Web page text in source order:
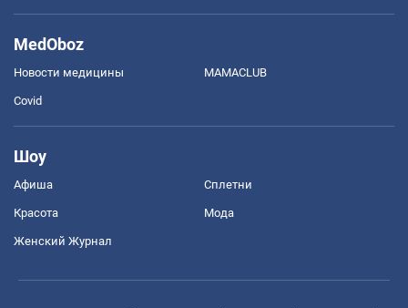
MedOboz
Новости медицины MAMACLUB
Covid
Шоу
Афиша Сплетни
Красота Мода
Женский Журнал